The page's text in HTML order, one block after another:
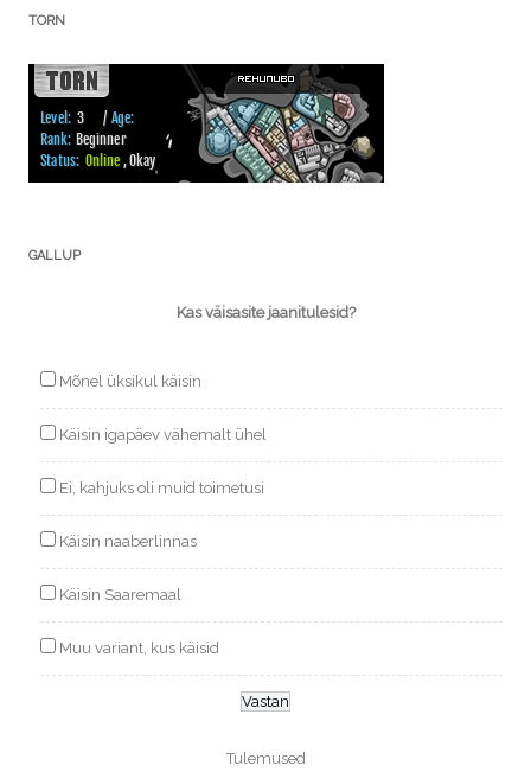
TORN
GALLUP
Kas väisasite jaanitulesid?
Mõnel üksikul käisin
Käisin igapäev vähemalt ühel
Ei, kahjuks oli muid toimetusi
Käisin naaberlinnas
Käisin Saaremaal
Muu variant, kus käisid
Tulemused